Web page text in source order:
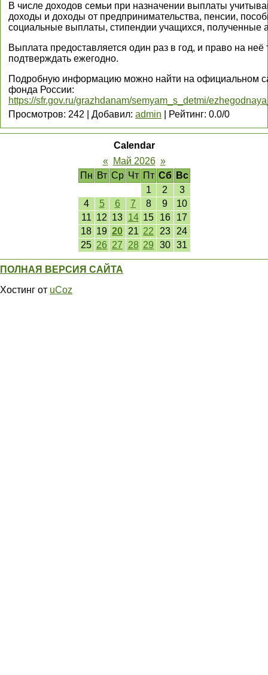
В числе доходов семьи при назначении выплаты
доходы и доходы от предпринимательства, пенсии,
социальные выплаты, стипендии учащихся, полученные
Выплата предоставляется один раз в год, и право на неё
подтверждать ежегодно.
Подробную информацию можно найти на официальном
фонда России:
https://sfr.gov.ru/grazhdanam/semyam_s_detmi/
Просмотров: 242 Добавил: admin Рейтинг: 0.0/0
Calendar
«
Май 2026 »
Пн Вт Ср Чт Пт Сб
Вс
1
2
3
4
5 6 7 8 9
10
11 12 13 14 15 16
17
18 19 20 21 22 23
24
25 26 27 28 29 30 31
ПОЛНАЯ ВЕРСИЯ САЙТА
Хостинг от uCoz